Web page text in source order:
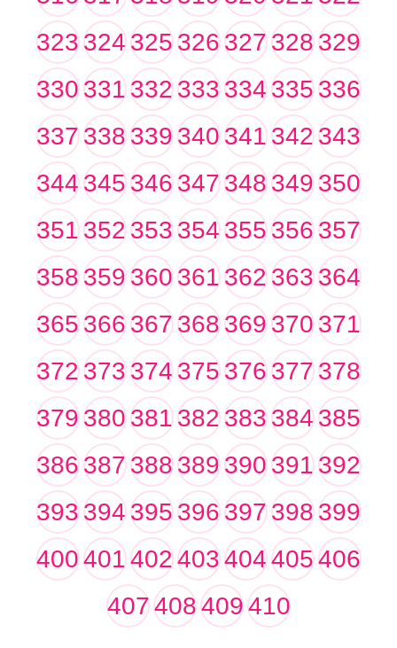
323324325326327328329
330331332333334335336
337338339340341342343
344345346347348349350
351352353354355356357
358359360361362363364
365366367368369370371
372373374375376377378
379380381382383384385
386387388389390391392
393394395396397398399
400401402403404405406
407408409410